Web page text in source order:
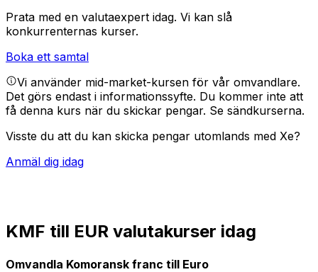
Prata med en valutaexpert idag. Vi kan slå
konkurrenternas kurser.
Boka ett samtal
Vi använder mid-market-kursen för vår omvandlare.
Det görs endast i informationssyfte. Du kommer inte att
få denna kurs när du skickar pengar. Se sändkurserna.
Visste du att du kan skicka pengar utomlands med Xe?
Anmäl dig idag
KMF till EUR valutakurser idag
Omvandla Komoransk franc till Euro